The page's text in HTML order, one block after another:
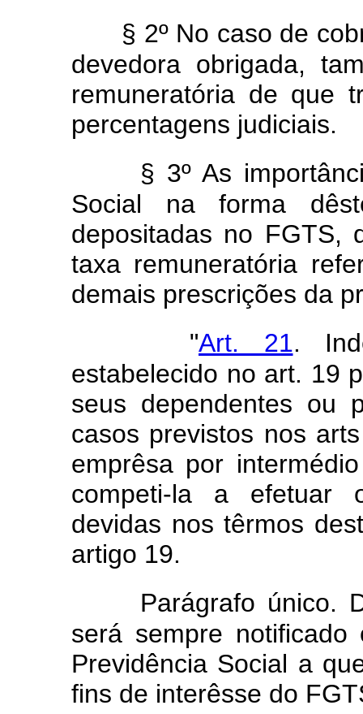
§ 2º No caso de
devedora obrigada,
remuneratória de que
percentagens judiciais.
§ 3º As
Social na forma
depositadas no FGTS,
taxa remuneratória
demais prescrições da
"Art. 21.
estabelecido no art. 19
seus dependentes ou
casos previstos nos
emprêsa por
competi-la a efetuar
devidas nos têrmos
artigo 19.
Parágrafo único.
será sempre
Previdência Social a
fins de interêsse do